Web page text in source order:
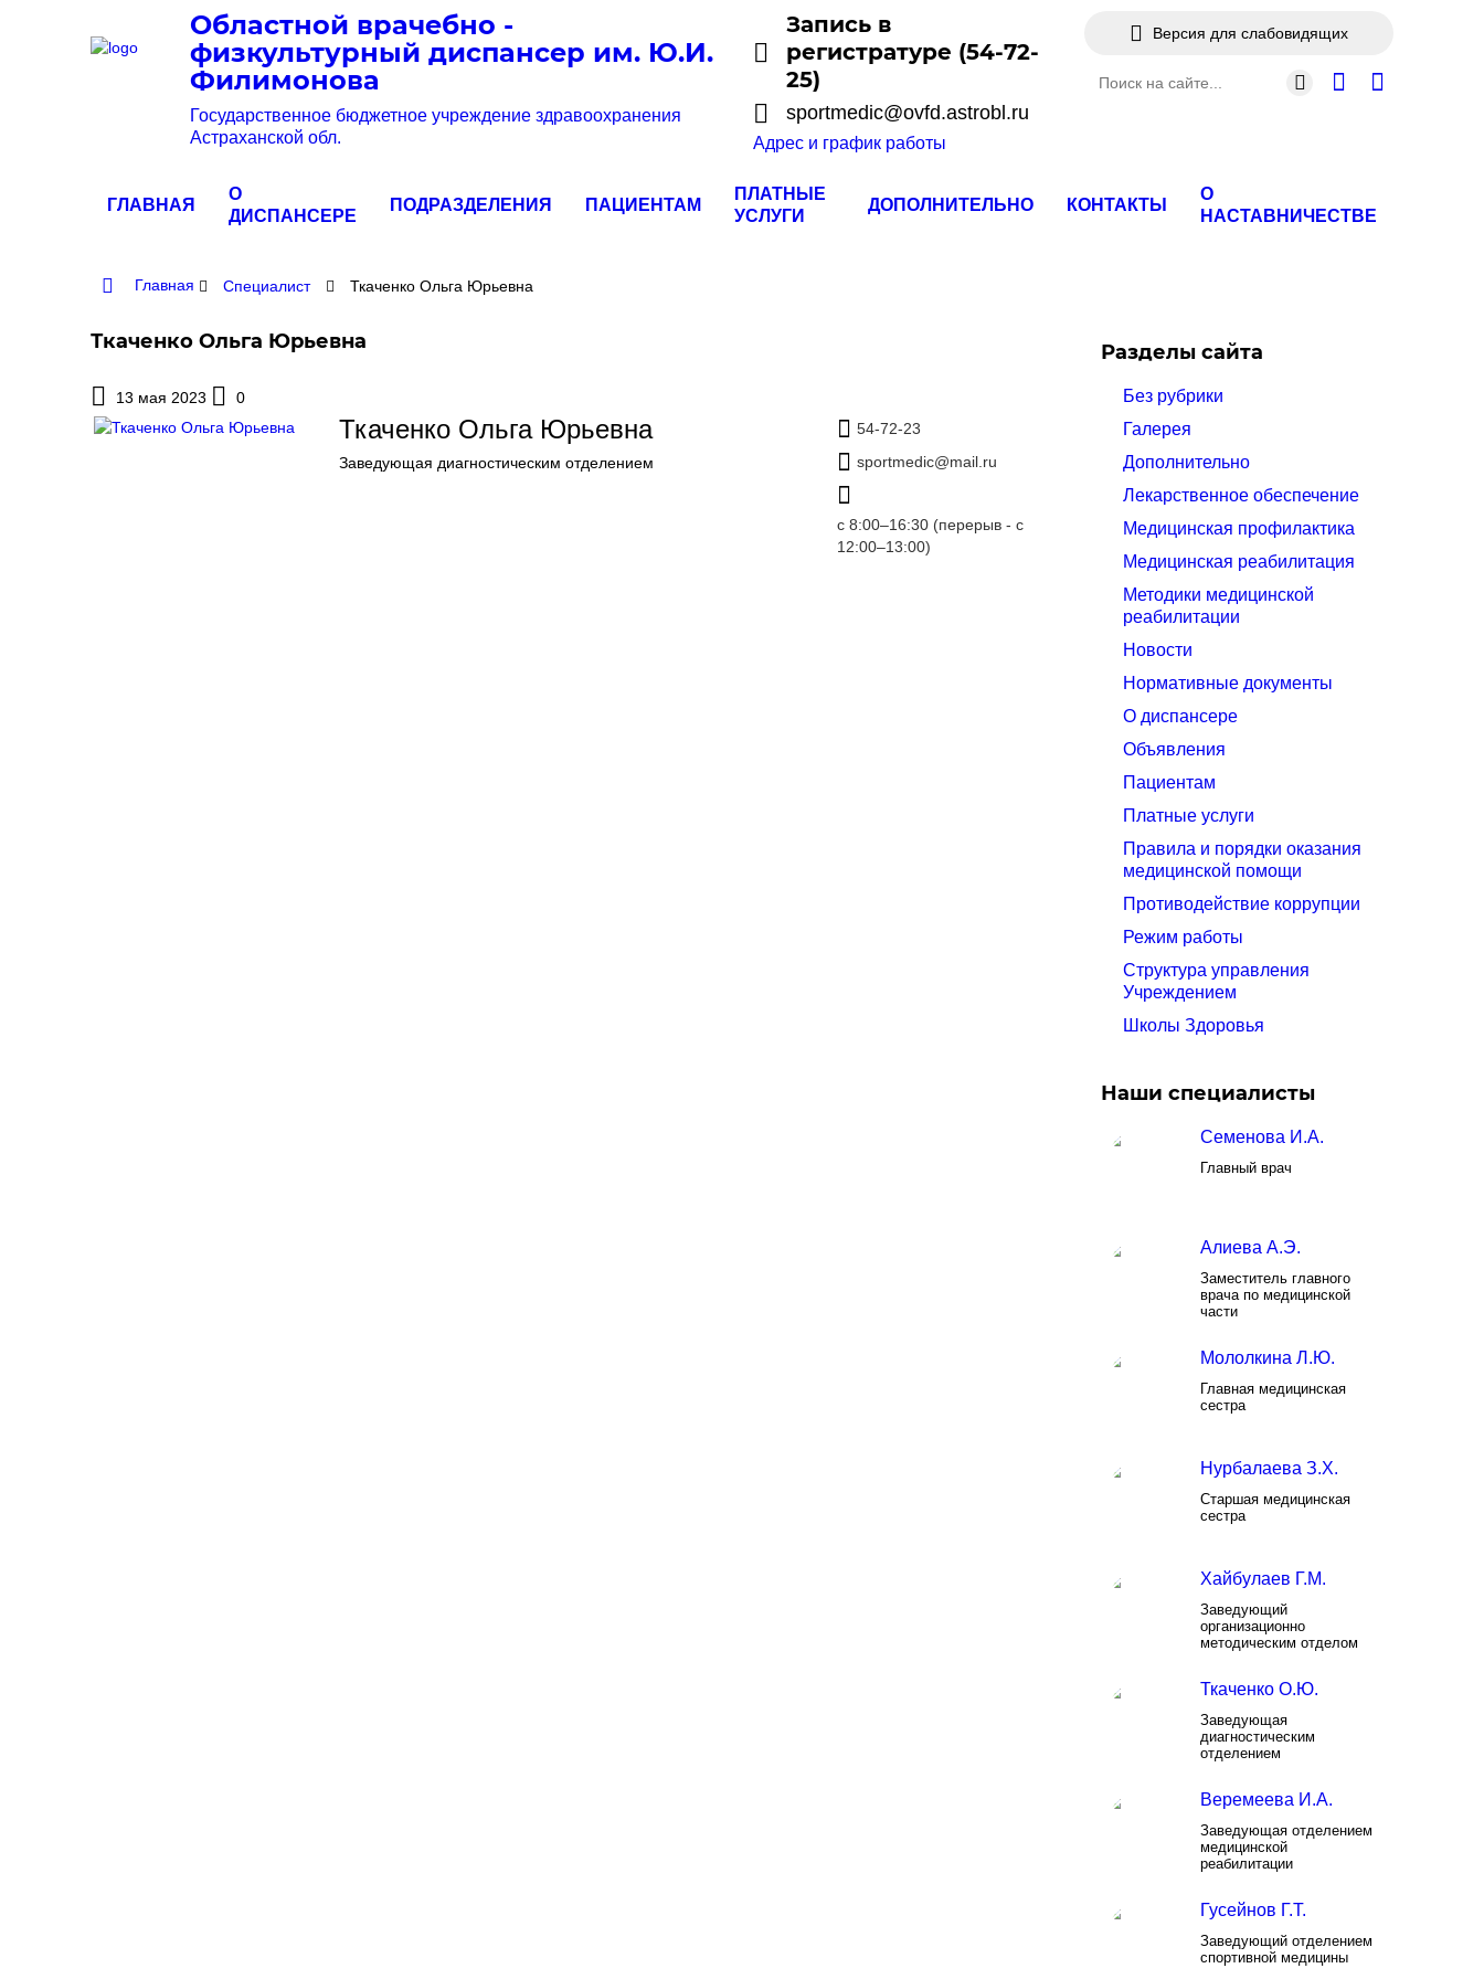
Областной врачебно -
физкультурный диспансер им. Ю.И.
Филимонова
Государственное бюджетное учреждение здравоохранения
Астраханской обл.
Запись в
регистратуре (54-72-
25)
sportmedic@ovfd.astrobl.ru
Адрес и график работы
Версия для слабовидящих
ГЛАВНАЯ
О
ДИСПАНСЕРЕ
ПОДРАЗДЕЛЕНИЯ ПАЦИЕНТАМ
ПЛАТНЫЕ
УСЛУГИ
ДОПОЛНИТЕЛЬНО КОНТАКТЫ
О
НАСТАВНИЧЕСТВЕ
Главная Специалист Ткаченко Ольга Юрьевна
Ткаченко Ольга Юрьевна
13 мая 2023 0
Ткаченко Ольга Юрьевна
Заведующая диагностическим отделением
54-72-23
sportmedic@mail.ru
с 8:00–16:30 (перерыв - с
12:00–13:00)
Разделы сайта
Без рубрики
Галерея
Дополнительно
Лекарственное обеспечение
Медицинская профилактика
Медицинская реабилитация
Методики медицинской
реабилитации
Новости
Нормативные документы
О диспансере
Объявления
Пациентам
Платные услуги
Правила и порядки оказания
медицинской помощи
Противодействие коррупции
Режим работы
Структура управления
Учреждением
Школы Здоровья
Наши специалисты
Семенова И.А.
Главный врач
Алиева А.Э.
Заместитель главного
врача по медицинской
части
Мололкина Л.Ю.
Главная медицинская
сестра
Нурбалаева З.Х.
Старшая медицинская
сестра
Хайбулаев Г.М.
Заведующий
организационно
методическим отделом
Ткаченко О.Ю.
Заведующая
диагностическим
отделением
Веремеева И.А.
Заведующая отделением
медицинской
реабилитации
Гусейнов Г.Т.
Заведующий отделением
спортивной медицины